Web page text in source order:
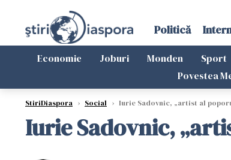
Politică
Economie Joburi Monden Sport
Povestea
StiriDiaspora › Social › Iurie Sadovnic, „artist al
Iurie Sadovnic,